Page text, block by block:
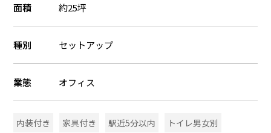
面積 約25坪
種別 セットアップ
業態 オフィス
内装付き 家具付き 駅近5分以内 トイレ男女別